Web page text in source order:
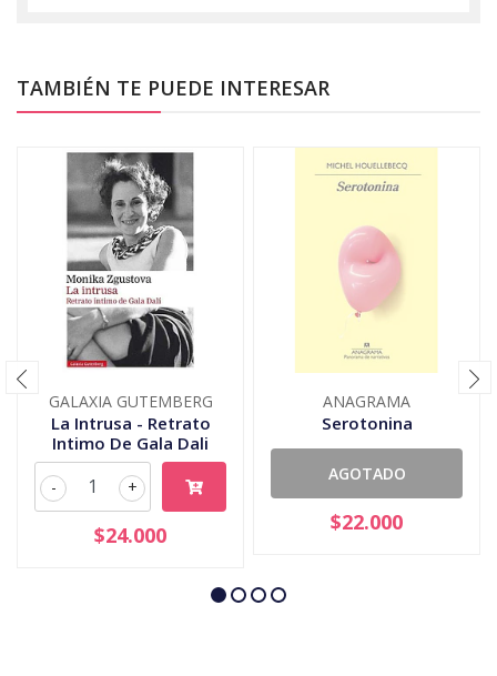
TAMBIÉN TE PUEDE INTERESAR
GALAXIA GUTEMBERG
La Intrusa - Retrato
Intimo De Gala Dali
+
-
$24.000
ANAGRAMA
Serotonina
AGOTADO
$22.000